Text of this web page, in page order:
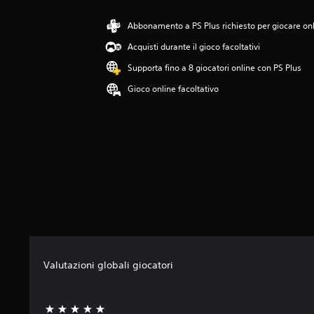
u
a
z
o
Abbonamento a PS Plus richiesto per giocare
Acquisti durante il gioco facoltativi
Supporta fino a 8 giocatori online con PS Plus
Gioco online facoltativo
Valutazioni globali giocatori